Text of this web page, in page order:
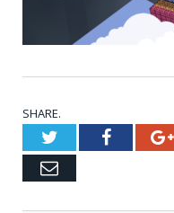
SHARE.
TwitterFacebook
Email